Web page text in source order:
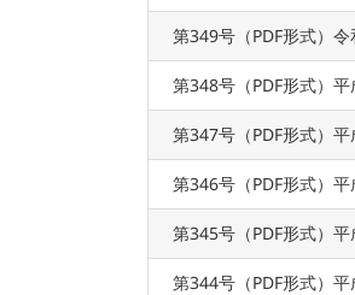
第349号（PDF形式）
第348号（PDF形式）
第347号（PDF形式）
第346号（PDF形式）
第345号（PDF形式）
第344号（PDF形式）